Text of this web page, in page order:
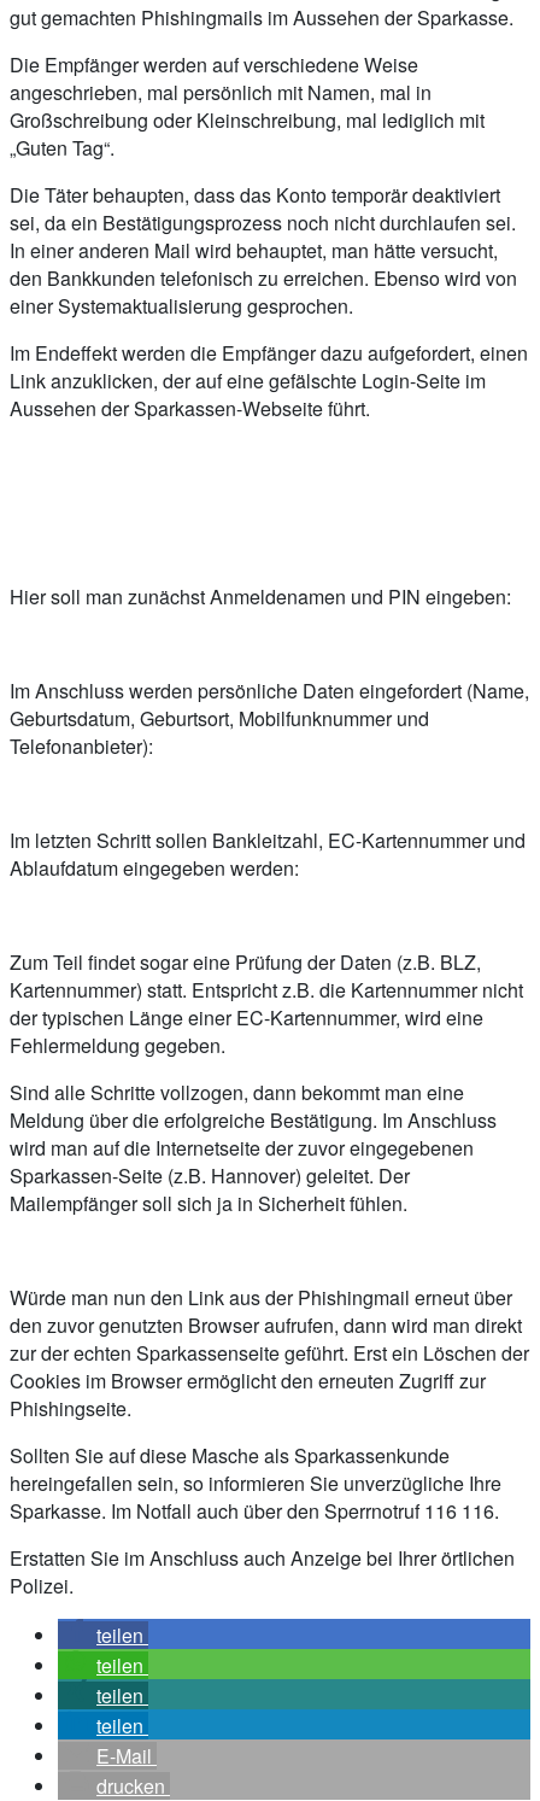
gut gemachten Phishingmails im Aussehen der Sparkasse.
Die Empfänger werden auf verschiedene Weise
angeschrieben, mal persönlich mit Namen, mal in
Großschreibung oder Kleinschreibung, mal lediglich mit
„Guten Tag“.
Die Täter behaupten, dass das Konto temporär deaktiviert
sei, da ein Bestätigungsprozess noch nicht durchlaufen sei.
In einer anderen Mail wird behauptet, man hätte versucht,
den Bankkunden telefonisch zu erreichen. Ebenso wird von
einer Systemaktualisierung gesprochen.
Im Endeffekt werden die Empfänger dazu aufgefordert, einen
Link anzuklicken, der auf eine gefälschte Login-Seite im
Aussehen der Sparkassen-Webseite führt.
Hier soll man zunächst Anmeldenamen und PIN eingeben:
Im Anschluss werden persönliche Daten eingefordert (Name,
Geburtsdatum, Geburtsort, Mobilfunknummer und
Telefonanbieter):
Im letzten Schritt sollen Bankleitzahl, EC-Kartennummer und
Ablaufdatum eingegeben werden:
Zum Teil findet sogar eine Prüfung der Daten (z.B. BLZ,
Kartennummer) statt. Entspricht z.B. die Kartennummer nicht
der typischen Länge einer EC-Kartennummer, wird eine
Fehlermeldung gegeben.
Sind alle Schritte vollzogen, dann bekommt man eine
Meldung über die erfolgreiche Bestätigung. Im Anschluss
wird man auf die Internetseite der zuvor eingegebenen
Sparkassen-Seite (z.B. Hannover) geleitet. Der
Mailempfänger soll sich ja in Sicherheit fühlen.
Würde man nun den Link aus der Phishingmail erneut über
den zuvor genutzten Browser aufrufen, dann wird man direkt
zur der echten Sparkassenseite geführt. Erst ein Löschen der
Cookies im Browser ermöglicht den erneuten Zugriff zur
Phishingseite.
Sollten Sie auf diese Masche als Sparkassenkunde
hereingefallen sein, so informieren Sie unverzügliche Ihre
Sparkasse. Im Notfall auch über den Sperrnotruf 116 116.
Erstatten Sie im Anschluss auch Anzeige bei Ihrer örtlichen
Polizei.
teilen
teilen
teilen
teilen
E-Mail
drucken